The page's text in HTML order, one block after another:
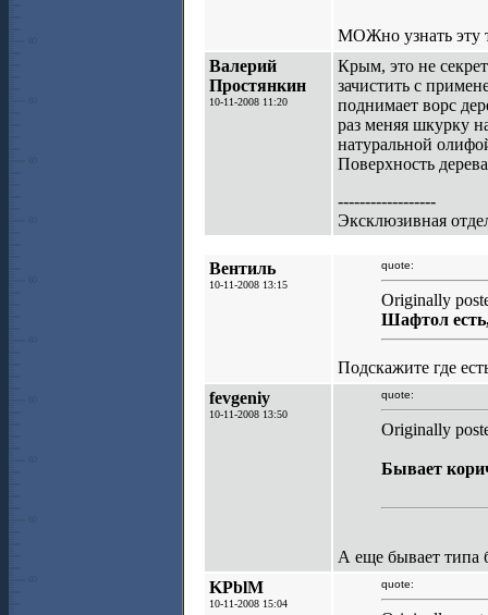
МОЖно узнать эту
Валерий
Простянкин
10-11-2008 11:20
Крым, это не
зачистить с
поднимает ворс
раз меняя шкурку
натуральной
Поверхность
------------------
Эксклюзивная
Вентиль
10-11-2008 13:15
quote:
Originally
Шафтол
Подскажите где
fevgeniy
10-11-2008 13:50
quote:
Originally
Бывает
А еще бывает типа
KPblM
10-11-2008 15:04
quote: